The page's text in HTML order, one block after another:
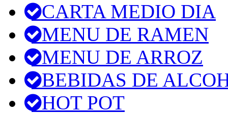
CARTA MEDIO DIA
MENU DE RAMEN
MENU DE ARROZ
BEBIDAS DE
HOT POT